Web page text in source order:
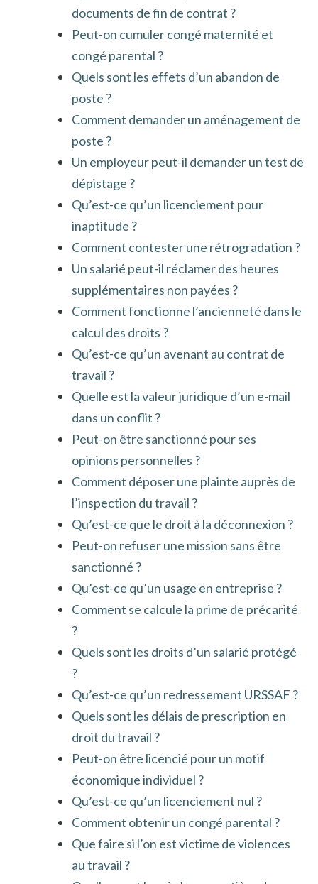
documents de fin de contrat ?
Peut-on cumuler congé maternité et
congé parental ?
Quels sont les effets d’un abandon de
poste ?
Comment demander un aménagement de
poste ?
Un employeur peut-il demander un test de
dépistage ?
Qu’est-ce qu’un licenciement pour
inaptitude ?
Comment contester une rétrogradation ?
Un salarié peut-il réclamer des heures
supplémentaires non payées ?
Comment fonctionne l’ancienneté dans le
calcul des droits ?
Qu’est-ce qu’un avenant au contrat de
travail ?
Quelle est la valeur juridique d’un e-mail
dans un conflit ?
Peut-on être sanctionné pour ses
opinions personnelles ?
Comment déposer une plainte auprès de
l’inspection du travail ?
Qu’est-ce que le droit à la déconnexion ?
Peut-on refuser une mission sans être
sanctionné ?
Qu’est-ce qu’un usage en entreprise ?
Comment se calcule la prime de précarité
?
Quels sont les droits d’un salarié protégé
?
Qu’est-ce qu’un redressement URSSAF ?
Quels sont les délais de prescription en
droit du travail ?
Peut-on être licencié pour un motif
économique individuel ?
Qu’est-ce qu’un licenciement nul ?
Comment obtenir un congé parental ?
Que faire si l’on est victime de violences
au travail ?